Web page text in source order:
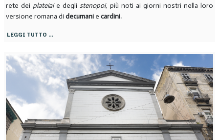
rete dei plateiaie deglistenopoi, più noti ai giorni nostri nella loro
versione romana di decumanie cardini.
LEGGI TUTTO …